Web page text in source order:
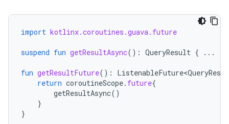
import kotlinx.coroutines.guava.future
suspend fun getResultAsync(): QueryResult { ...
fun getResultFuture():
return coroutineScope. future{
getResultAsync()
}
}